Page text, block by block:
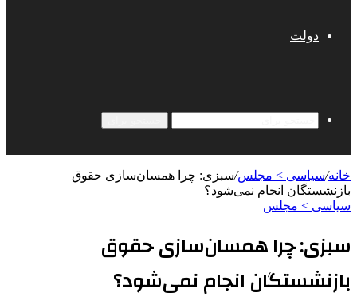
دولت
خانه/سیاسی > مجلس/سبزی: چرا همسان‌سازی حقوق
بازنشستگان انجام نمی‌شود؟
سیاسی > مجلس
سبزی: چرا همسان‌سازی حقوق
بازنشستگان انجام نمی‌شود؟